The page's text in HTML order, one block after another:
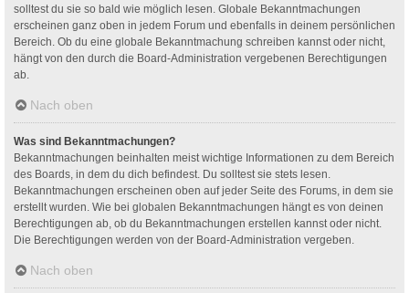
solltest du sie so bald wie möglich lesen. Globale Bekanntmachungen
erscheinen ganz oben in jedem Forum und ebenfalls in deinem persönlichen
Bereich. Ob du eine globale Bekanntmachung schreiben kannst oder nicht,
hängt von den durch die Board-Administration vergebenen Berechtigungen
ab.
Nach oben
Was sind Bekanntmachungen?
Bekanntmachungen beinhalten meist wichtige Informationen zu dem Bereich
des Boards, in dem du dich befindest. Du solltest sie stets lesen.
Bekanntmachungen erscheinen oben auf jeder Seite des Forums, in dem sie
erstellt wurden. Wie bei globalen Bekanntmachungen hängt es von deinen
Berechtigungen ab, ob du Bekanntmachungen erstellen kannst oder nicht.
Die Berechtigungen werden von der Board-Administration vergeben.
Nach oben